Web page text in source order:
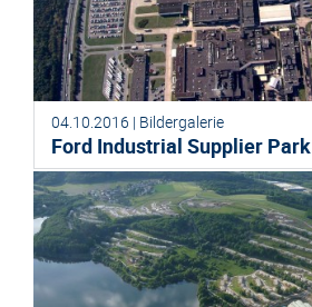
04.10.2016 | Bildergalerie
Ford Industrial Supplier Park